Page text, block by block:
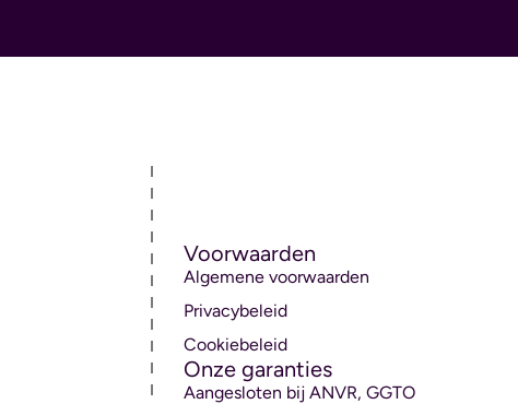
Voorwaarden
Algemene voorwaarden
Privacybeleid
Cookiebeleid
Onze garanties
Aangesloten bij ANVR, GGTO